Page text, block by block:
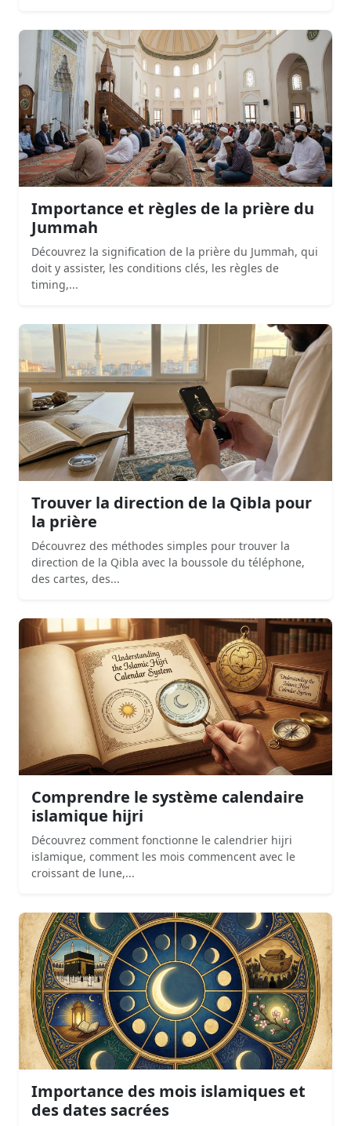
Importance et règles de la prière du
Jummah
Découvrez la signification de la prière du Jummah, qui
doit y assister, les conditions clés, les règles de
timing,...
Trouver la direction de la Qibla pour
la prière
Découvrez des méthodes simples pour trouver la
direction de la Qibla avec la boussole du téléphone,
des cartes, des...
Comprendre le système calendaire
islamique hijri
Découvrez comment fonctionne le calendrier hijri
islamique, comment les mois commencent avec le
croissant de lune,...
Importance des mois islamiques et
des dates sacrées